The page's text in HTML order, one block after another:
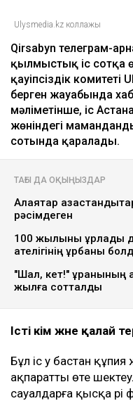
Ulysmedia.kz коллажы
Qirsabyn телеграм-
қылмыстық іс сотқа
қауіпсіздік
берген жауабында
мәліметінше, іс
жөніндегі
сотында қаралады.
ТАҒЫ ДА ОҚЫҢЫЗДАР
Алаяқтар
рәсімдеген
100 жылқыны ұрлады
қателігінің құрбаны
"Шал, кет!" ұранының
жылға сотталды
Істі кім және қалай
Бұл іс әу бастан
ақпаратты өте
сауалдарға қысқа